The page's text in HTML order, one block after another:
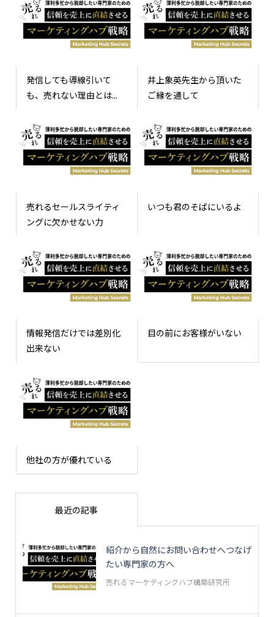
発信しても導線引いて
も、売れない理由とは...
井上象英先生から頂いた
ご縁を通して
売れるセールスライティ
ングに欠かせない力
いつも君のそばにいるよ
情報発信だけでは差別化
出来ない
目の前にお客様がいない
他社の方が優れている
最近の記事
紹介から自然にお問い合わせへつなげ
たい専門家の方へ
売れるマーケティングハブ構築研究所